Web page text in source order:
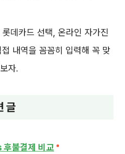
데카드 선택, 온라인 자가진
내역을 꼼꼼히 입력해 꼭 맞
자.
글
후불결제 비교